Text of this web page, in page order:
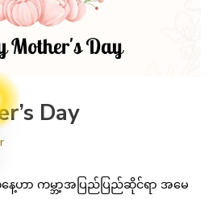
Day
ေ့ဟာ ကမ္ဘာ့အပြည်ပြည်ဆိုင်ရာ အမေ